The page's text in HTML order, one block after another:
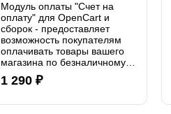
Модуль оплаты "Счет на
оплату" для OpenCart и
сборок - предоставляет
возможность покупателям
оплачивать товары вашего
магазина по безналичному
расчету. Модуль
поддерживает НДС и может
1 290 ₽